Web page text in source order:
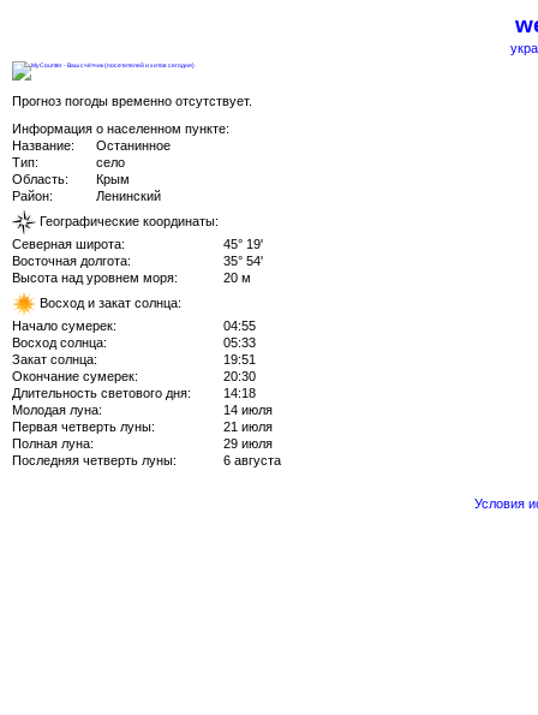
Прогноз погоды временно отсутствует.
Информация о населенном пункте:
Название:
Останинное
Тип:
село
Область:
Крым
Район:
Ленинский
Географические координаты:
Северная широта:
45° 19'
Восточная долгота:
35° 54'
Высота над уровнем моря:
20 м
Восход и закат солнца:
Начало сумерек:
04:55
Восход солнца:
05:33
Закат солнца:
19:51
Окончание сумерек:
20:30
Длительность светового дня:
14:18
Молодая луна:
14 июля
Первая четверть луны:
21 июля
Полная луна:
29 июля
Последняя четверть луны:
6 августа
Условия